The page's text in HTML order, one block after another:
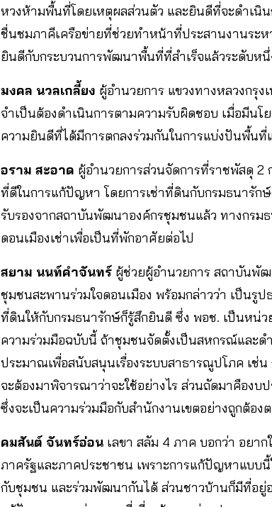
หวงห้ามพื้นที่โดยเหตุผลส่วนตัว และยินดีที่จะดำเนิ
ชื่นชมภาคีเครือข่ายที่ช่วยทำหน้าที่ประสานงานระ
ยินดีกับกระบวนการพัฒนาพื้นที่ที่สำเร็จแล้วระดับหนึ่
มงคล นวลเกลี้ยง ผู้อำนวยการ แขวงทางหลวงกรุ
จำเป็นต้องดำเนินการตามความรับผิดชอบ เมื่อมีน
ความยินดีที่ได้มีการตกลงร่วมกันในการแบ่งปันพื้น
อราม สะอาด ผู้อำนวยการส่วนจัดการที่ราชพัสดุ 2
ที่ดีในการแก้ปัญหา โดยการเช่าที่ดินกับกรมธนารัก
รับรองจากสถาบันพัฒนาองค์กรชุมชนแล้ว ทางกรม
ดอนเมืองเช่าเพื่อเป็นที่พักอาศัยต่อไป
สยาม นนท์คำจันทร์ ผู้ช่วยผู้อำนวยการ สถาบันพั
ชุมชนสะพานร่วมใจดอนเมือง พร้อมกล่าวว่า เป็นรูป
ที่ดินให้กับกรมธนารักษ์ก็รู้สึกยินดี ซึ่ง พอช.​ เป็นหน่
ความร่วมมือฉบับนี้ ถ้าชุมชนจัดตั้งเป็นสหกรณ์และด
ประมาณเพื่อสนับสนุนเรื่องระบบสาธารณูปโภค เช่
จะต้องมาพิจารณาว่าจะใช้อย่างไร ส่วนถัดมาคือง
ซึ่งจะเป็นความร่วมมือกับสำนักงานเขตอย่างถูกต้อ
คมสันต์ จันทร์อ่อน เลขา สลัม 4 ภาค บอกว่า อยา
ภาครัฐและภาคประชาชน เพราะการแก้ปัญหาแบบ
กับชุมชน และร่วมพัฒนากันได้ ส่วนชาวบ้านก็มีที่อยู่